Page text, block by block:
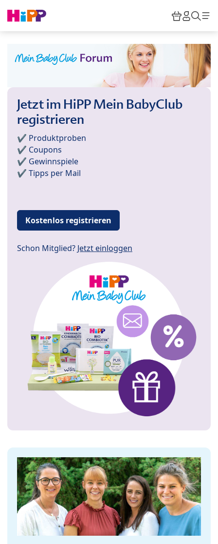
HiPP
Jetzt im HiPP Mein BabyClub
registrieren
✔️ Produktproben
✔️ Coupons
✔️ Gewinnspiele
✔️ Tipps per Mail
Kostenlos registrieren
Schon Mitglied? Jetzt einloggen